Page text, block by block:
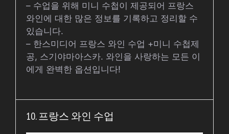
– 수업을 위해 미니 수첩이 제공되어 프랑스
와인에 대한 많은 정보를 기록하고 정리할 수
있습니다.
– 한스미디어 프랑스 와인 수업 +미니 수첩제
공, 스기야마아스카. 와인을 사랑하는 모든 이
에게 완벽한 옵션입니다!
10. 프랑스 와인 수업